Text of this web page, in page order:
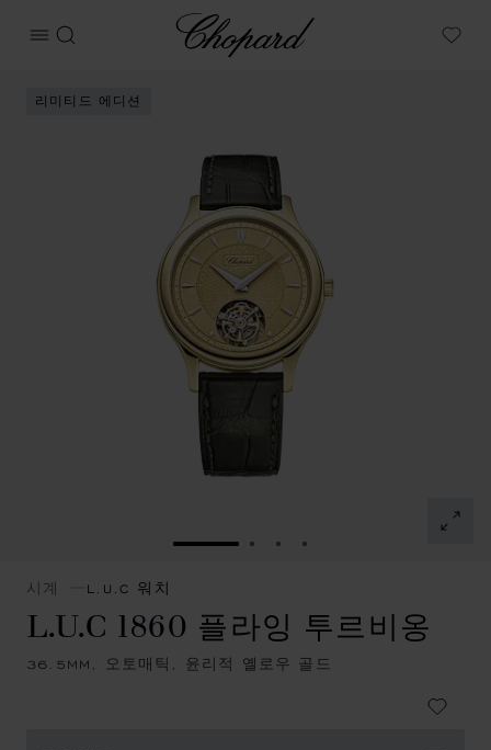
메뉴 열기
검색
Chopard
My
슬라이드로 이동 1
슬라이드로 이동 2
슬라이드로 이동 3
슬라이드로 이동 4
리미티드 에디션
시계 L.U.C 워치
L.U.C 1860 플라잉 투르비옹
36.5MM, 오토매틱, 윤리적 옐로우 골드